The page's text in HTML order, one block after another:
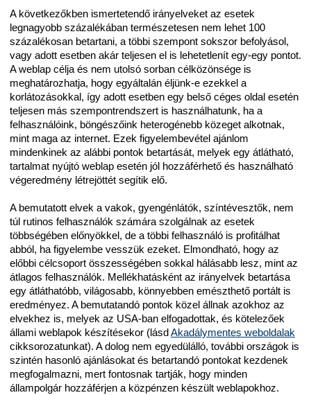
A következőkben ismertetendő irányelveket az esetek
legnagyobb százalékában természetesen nem lehet 100
százalékosan betartani, a többi szempont sokszor befolyásol,
vagy adott esetben akár teljesen el is lehetetlenít egy-egy pontot.
A weblap célja és nem utolsó sorban célközönsége is
meghatározhatja, hogy egyáltalán éljünk-e ezekkel a
korlátozásokkal, így adott esetben egy belső céges oldal esetén
teljesen más szempontrendszert is használhatunk, ha a
felhasználóink, böngészőink heterogénebb közeget alkotnak,
mint maga az internet. Ezek figyelembevétel ajánlom
mindenkinek az alábbi pontok betartását, melyek egy átlátható,
tartalmat nyújtó weblap esetén jól hozzáférhető és használható
végeredmény létrejöttét segítik elő.
A bemutatott elvek a vakok, gyengénlátók, színtévesztők, nem
túl rutinos felhasználók számára szolgálnak az esetek
többségében előnyökkel, de a többi felhasználó is profitálhat
abból, ha figyelembe vesszük ezeket. Elmondható, hogy az
előbbi célcsoport összességében sokkal hálásabb lesz, mint az
átlagos felhasználók. Mellékhatásként az irányelvek betartása
egy átláthatóbb, világosabb, könnyebben emészthető portált is
eredményez. A bemutatandó pontok közel állnak azokhoz az
elvekhez is, melyek az USA-ban elfogadottak, és kötelezőek
állami weblapok készítésekor (lásdAkadálymentes weboldalak
cikksorozatunkat). A dolog nem egyedülálló, további országok is
szintén hasonló ajánlásokat és betartandó pontokat kezdenek
megfogalmazni, mert fontosnak tartják, hogy minden
állampolgár hozzáférjen a közpénzen készült weblapokhoz.